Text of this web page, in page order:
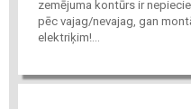
zemējuma kontūrs ir
pēc vajag/nevajag, gan
elektriķim!...